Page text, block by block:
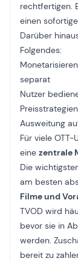
rechtfertigen.
einen
Darüber
Folgendes:
separat
Nutzer
Ausweitung
Für viele
eine zentrale
Die
am besten
Filme und
TVOD wird
bevor sie in
werden.
bereit zu